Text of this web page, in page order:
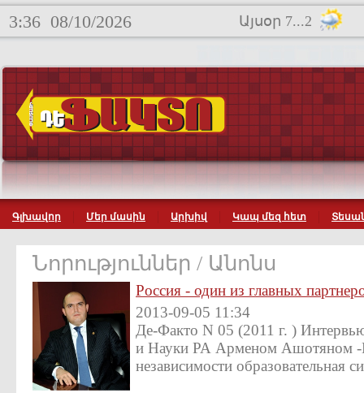
3:36 08/10/2026 Այսօր 7...2
Գլխավոր Մեր մասին Արխիվ Կապ մեզ հետ
Նորություններ / Անոնս
Россия - один из главных
2013-09-05 11:34
Де-Факто N 05 (2011 г. )
и Науки РА Арменом Ашотяном -
независимости образовательная